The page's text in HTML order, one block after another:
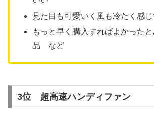
見た目も可愛いく風も冷たく感
もっと早く購入すればよかった
品 など
3位 超高速ハンディファン